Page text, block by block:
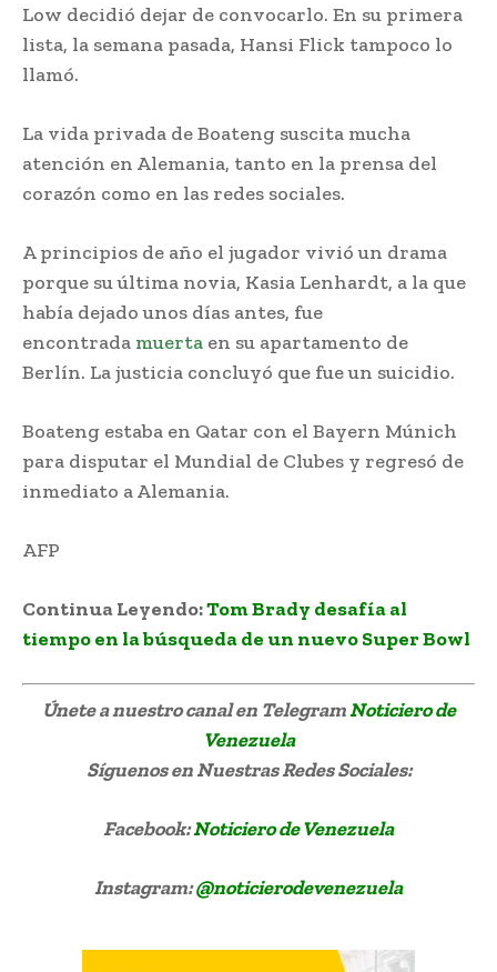
Low decidió dejar de convocarlo. En su primera
lista, la semana pasada, Hansi Flick tampoco lo
llamó.
La vida privada de Boateng suscita mucha
atención en Alemania, tanto en la prensa del
corazón como en las redes sociales.
A principios de año el jugador vivió un drama
porque su última novia, Kasia Lenhardt, a la que
había dejado unos días antes, fue
encontrada muerta en su apartamento de
Berlín. La justicia concluyó que fue un suicidio.
Boateng estaba en Qatar con el Bayern Múnich
para disputar el Mundial de Clubes y regresó de
inmediato a Alemania.
AFP
Continua Leyendo:Tom Brady desafía al
tiempo en la búsqueda de un nuevo Super Bowl
Únete a nuestro canal en TelegramNoticiero de
Venezuela
Síguenosen Nuestras Redes Sociales:
Facebook:Noticiero de Venezuela
Instagram:@noticierodevenezuela